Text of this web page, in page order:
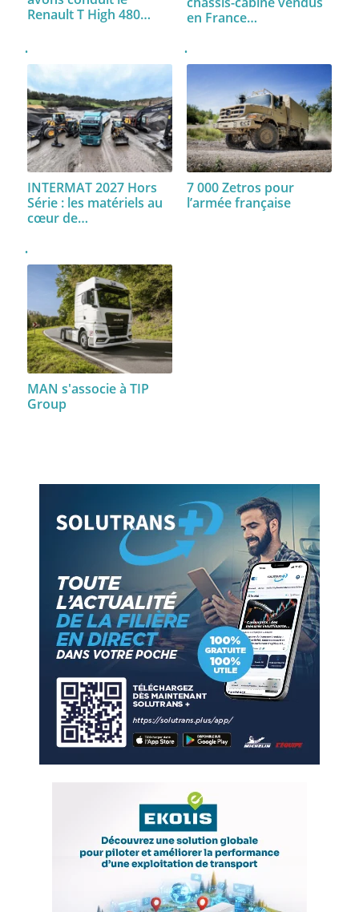
Renault T High 480…
en France…
INTERMAT 2027 Hors
Série : les matériels au
cœur de…
7 000 Zetros pour
l’armée française
MAN s'associe à TIP
Group